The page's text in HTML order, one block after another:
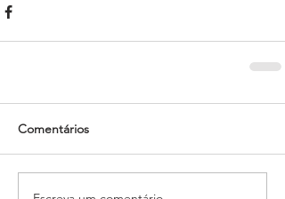
Comentários